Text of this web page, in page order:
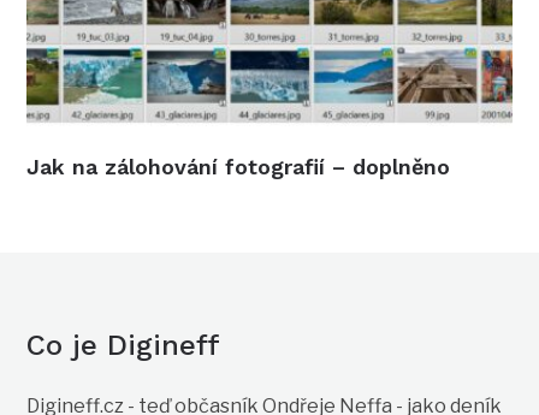
Jak na zálohování fotografií – doplněno
Co je Digineff
Digineff.cz - teď občasník Ondřeje Neffa - jako deník